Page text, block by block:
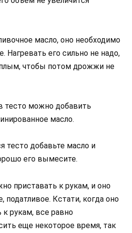
масло, оно необходимо
Нагревать его сильно не надо,
чтобы потом дрожжи не
тесто можно добавить
масло.
тесто добавьте масло и
его вымесите.
приставать к рукам, и оно
податливое. Кстати, когда оно
к рукам, все равно
еще некоторое время, так